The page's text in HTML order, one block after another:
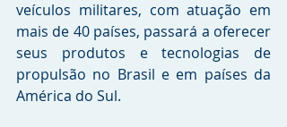
veículos militares, com atuação em
mais de 40 países, passará a oferecer
seus produtos e tecnologias de
propulsão no Brasil e em países da
América do Sul.